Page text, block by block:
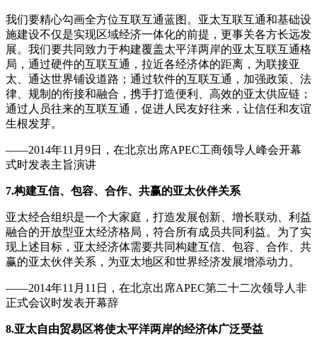
我们要精心勾画全方位互联互通蓝图。亚太互联互通和基础设
施建设不仅是实现区域经济一体化的前提，更事关各方长远发
展。我们要共同致力于构建覆盖太平洋两岸的亚太互联互通格
局，通过硬件的互联互通，拉近各经济体的距离，为联接亚
太、通达世界铺设道路；通过软件的互联互通，加强政策、法
律、规制的衔接和融合，携手打造便利、高效的亚太供应链；
通过人员往来的互联互通，促进人民友好往来，让信任和友谊
生根发芽。
——2014年11月9日，在北京出席APEC工商领导人峰会开幕
式时发表主旨演讲
7.构建互信、包容、合作、共赢的亚太伙伴关系
亚太经合组织是一个大家庭，打造发展创新、增长联动、利益
融合的开放型亚太经济格局，符合所有成员共同利益。为了实
现上述目标，亚太经济体需要共同构建互信、包容、合作、共
赢的亚太伙伴关系，为亚太地区和世界经济发展增添动力。
——2014年11月11日，在北京出席APEC第二十二次领导人非
正式会议时发表开幕辞
8.亚太自由贸易区将使太平洋两岸的经济体广泛受益